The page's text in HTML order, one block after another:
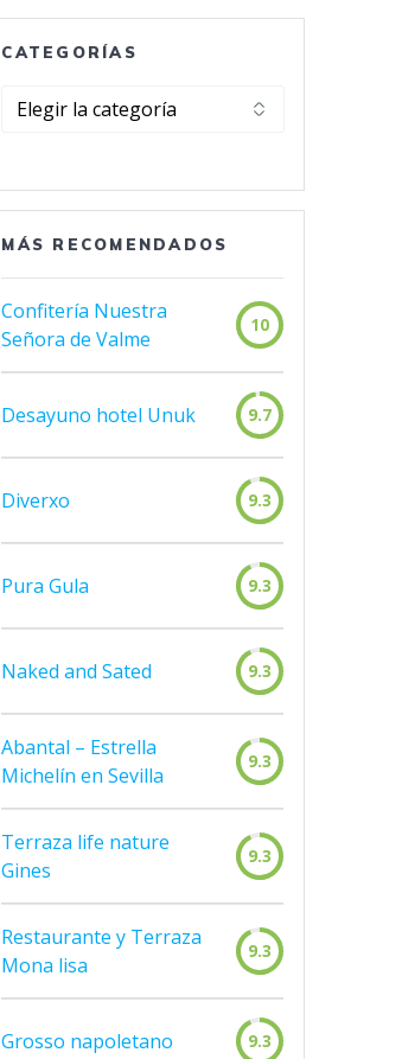
CATEGORÍAS
Categorías
MÁS RECOMENDADOS
Confitería Nuestra
Señora de Valme
10
Desayuno hotel Unuk 9.7
Diverxo 9.3
Pura Gula 9.3
Naked and Sated 9.3
Abantal – Estrella
Michelín en Sevilla
9.3
Terraza life nature
Gines
9.3
Restaurante y Terraza
Mona lisa
9.3
Grosso napoletano 9.3